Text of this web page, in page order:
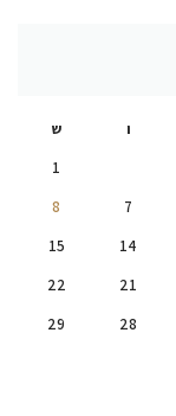
ו
ש
1
7
8
14
15
21
22
28
29